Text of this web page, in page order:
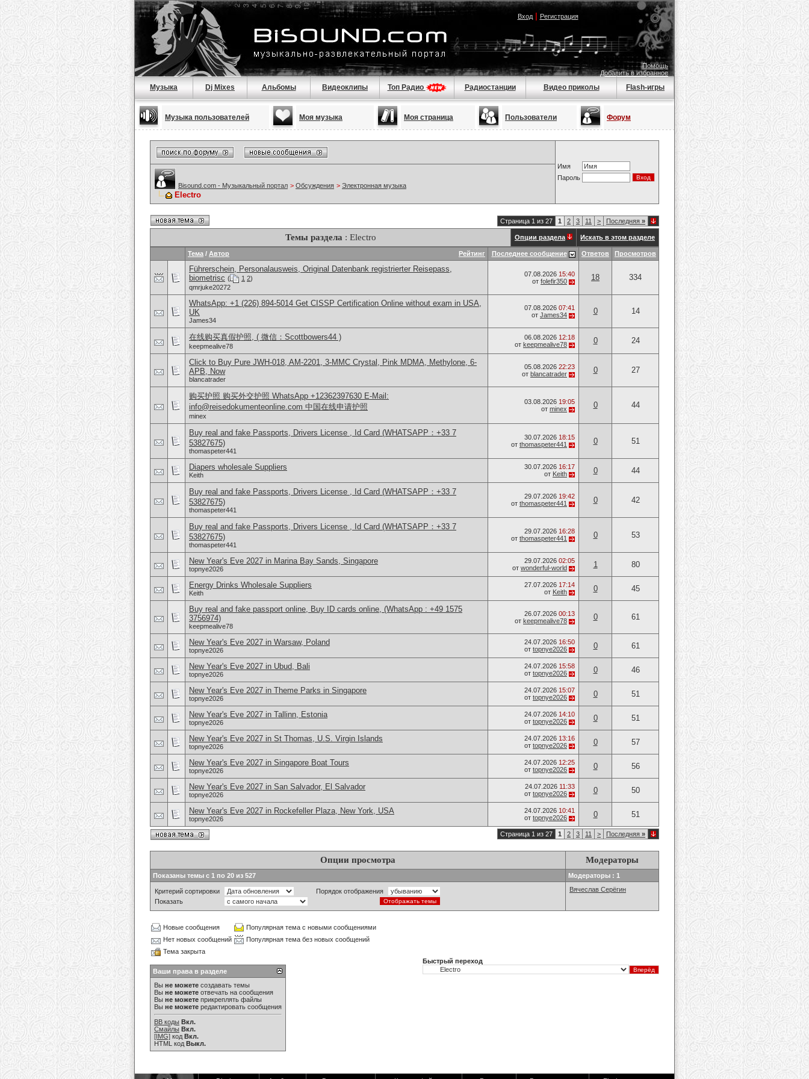
Вход| Регистрация
Помощь
Добавить в избранное
Музыка Dj Mixes Альбомы Видеоклипы Топ Радио Радиостанции Видео приколы Flash-игры
Музыка пользователей Моя музыка Моя страница Пользователи Форум
Имя
Пароль
Bisound.com - Музыкальный портал > Обсуждения > Электронная музыка
Electro
Страница 1 из 27 1 2 3 11 > Последняя »
Темы раздела : Electro Опции раздела Искать в этом разделе
Рейтинг
Тема / Автор Последнее сообщение Ответов Просмотров
Führerschein, Personalausweis, Original Datenbank registrierter Reisepass,
biometrisc ( 1 2)
qmrjuke20272
07.08.2026 15:40
от folefir350 18 334
WhatsApp: +1 (226) 894-5014​ Get CISSP Certification Online without exam in USA,
UK
James34
07.08.2026 07:41
от James34 0 14
在线购买真假护照, ( 微信：Scottbowers44 )
keepmealive78
06.08.2026 12:18
от keepmealive78 0 24
Click to Buy Pure JWH-018, AM-2201, 3-MMC Crystal, Pink MDMA, Methylone, 6-
APB, Now
blancatrader
05.08.2026 22:23
от blancatrader 0 27
购买护照 购买外交护照 WhatsApp +12362397630 E-Mail:
info@reisedokumenteonline.com 中国在线申请护照
minex
03.08.2026 19:05
от minex 0 44
Buy real and fake Passports, Drivers License , Id Card (WHATSAPP：+33 7
53827675)
thomaspeter441
30.07.2026 18:15
от thomaspeter441 0 51
Diapers wholesale Suppliers
Keith
30.07.2026 16:17
от Keith 0 44
Buy real and fake Passports, Drivers License , Id Card (WHATSAPP：+33 7
53827675)
thomaspeter441
29.07.2026 19:42
от thomaspeter441 0 42
Buy real and fake Passports, Drivers License , Id Card (WHATSAPP：+33 7
53827675)
thomaspeter441
29.07.2026 16:28
от thomaspeter441 0 53
New Year's Eve 2027 in Marina Bay Sands, Singapore
topnye2026
29.07.2026 02:05
от wonderful-world 1 80
Energy Drinks Wholesale Suppliers
Keith
27.07.2026 17:14
от Keith 0 45
Buy real and fake passport online, Buy ID cards online, (WhatsApp : +49 1575
3756974)
keepmealive78
26.07.2026 00:13
от keepmealive78 0 61
New Year's Eve 2027 in Warsaw, Poland
topnye2026
24.07.2026 16:50
от topnye2026 0 61
New Year's Eve 2027 in Ubud, Bali
topnye2026
24.07.2026 15:58
от topnye2026 0 46
New Year's Eve 2027 in Theme Parks in Singapore
topnye2026
24.07.2026 15:07
от topnye2026 0 51
New Year's Eve 2027 in Tallinn, Estonia
topnye2026
24.07.2026 14:10
от topnye2026 0 51
New Year's Eve 2027 in St Thomas, U.S. Virgin Islands
topnye2026
24.07.2026 13:16
от topnye2026 0 57
New Year's Eve 2027 in Singapore Boat Tours
topnye2026
24.07.2026 12:25
от topnye2026 0 56
New Year's Eve 2027 in San Salvador, El Salvador
topnye2026
24.07.2026 11:33
от topnye2026 0 50
New Year's Eve 2027 in Rockefeller Plaza, New York, USA
topnye2026
24.07.2026 10:41
от topnye2026 0 51
Страница 1 из 27 1 2 3 11 > Последняя »
Опции просмотра Модераторы
Показаны темы с 1 по 20 из 527 Модераторы : 1
Критерий сортировки
Порядок отображения
Показать
Вячеслав Серёгин
Новые сообщения
Популярная тема с новыми сообщениями
Нет новых сообщений
Популярная тема без новых сообщений
Тема закрыта
Ваши права в разделе
Вы не можете создавать темы
Вы не можете отвечать на сообщения
Вы не можете прикреплять файлы
Вы не можете редактировать сообщения
BB коды Вкл.
Смайлы Вкл.
[IMG] код Вкл.
HTML код Выкл.
Быстрый переход